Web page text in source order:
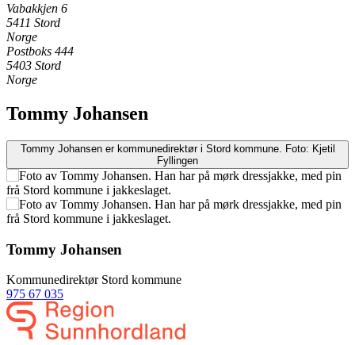
Vabakkjen 6
5411 Stord
Norge
Postboks 444
5403 Stord
Norge
Tommy Johansen
Tommy Johansen er kommunedirektør i Stord kommune. Foto: Kjetil
Fyllingen
Tommy Johansen
Kommunedirektør Stord kommune
975 67 035